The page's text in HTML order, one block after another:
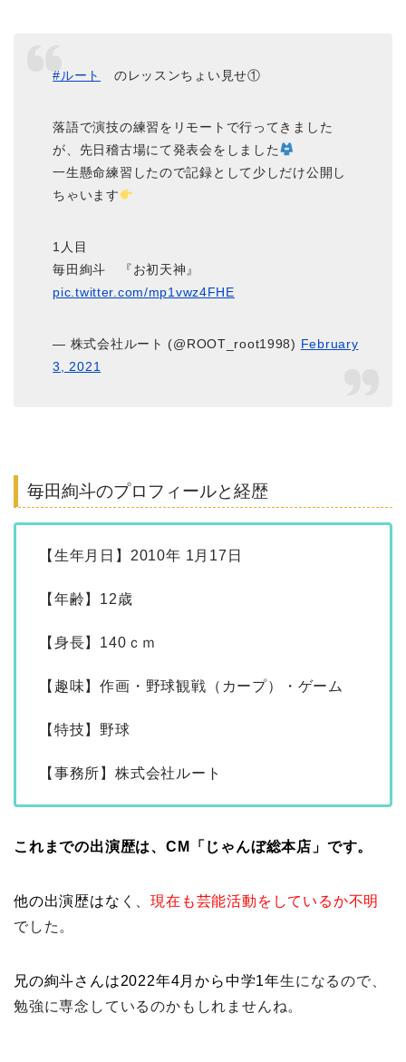
#ルート のレッスンちょい見せ①
落語で演技の練習をリモートで行ってきました
が、先日稽古場にて発表会をしました
一生懸命練習したので記録として少しだけ公開し
ちゃいます
1人目
毎田絢斗 『お初天神』
pic.twitter.com/mp1vwz4FHE
— 株式会社ルート (@ROOT_root1998) February
3, 2021
毎田絢斗のプロフィールと経歴
【生年月日】2010年 1月17日
【年齢】12歳
【身長】140ｃｍ
【趣味】作画・野球観戦（カープ）・ゲーム
【特技】野球
【事務所】株式会社ルート
これまでの出演歴は、CM「じゃんぼ総本店」です。
他の出演歴はな く、現在も芸能活動をしているか不明
でした。
兄の絢斗さんは2022年4月から中学1年生になるので、
勉強に専念しているのかもしれませんね。